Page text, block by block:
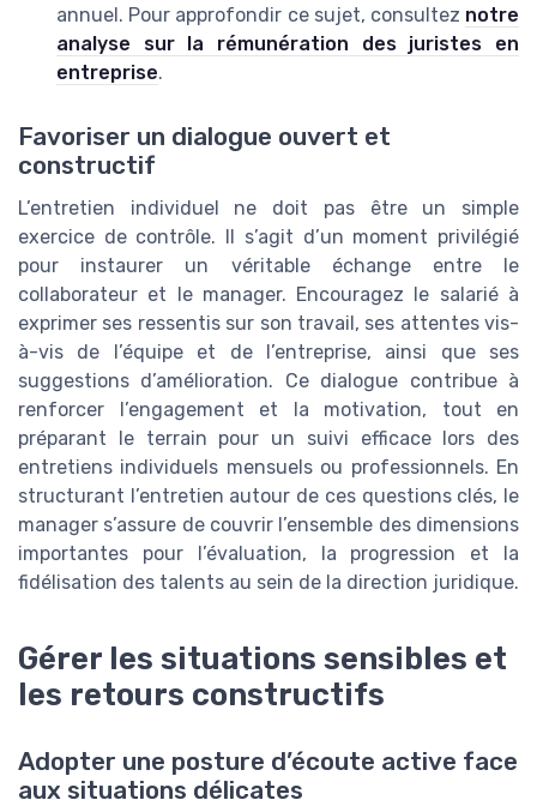
annuel. Pour approfondir ce sujet, consultez notre
analyse sur la rémunération des juristes en
entreprise.
Favoriser un dialogue ouvert et
constructif
L’entretien individuel ne doit pas être un simple
exercice de contrôle. Il s’agit d’un moment privilégié
pour instaurer un véritable échange entre le
collaborateur et le manager. Encouragez le salarié à
exprimer ses ressentis sur son travail, ses attentes vis-
à-vis de l’équipe et de l’entreprise, ainsi que ses
suggestions d’amélioration. Ce dialogue contribue à
renforcer l’engagement et la motivation, tout en
préparant le terrain pour un suivi efficace lors des
entretiens individuels mensuels ou professionnels. En
structurant l’entretien autour de ces questions clés, le
manager s’assure de couvrir l’ensemble des dimensions
importantes pour l’évaluation, la progression et la
fidélisation des talents au sein de la direction juridique.
Gérer les situations sensibles et
les retours constructifs
Adopter une posture d’écoute active face
aux situations délicates